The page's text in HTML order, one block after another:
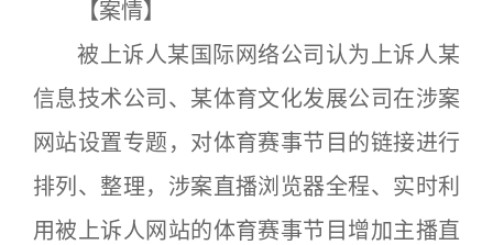
【案情】
被上诉人某国际网络公司认为上诉人某
信息技术公司、某体育文化发展公司在涉案
网站设置专题，对体育赛事节目的链接进行
排列、整理，涉案直播浏览器全程、实时利
用被上诉人网站的体育赛事节目增加主播直